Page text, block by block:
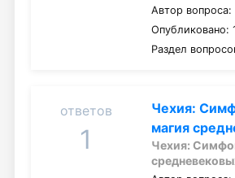
Автор вопроса:
Опубликовано:
Раздел
ответов
1
Чехия:
магия
Чехия: